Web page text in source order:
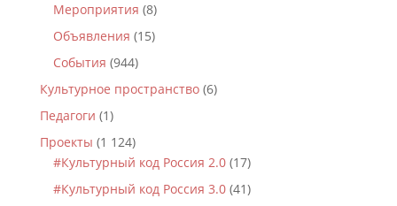
Мероприятия (8)
Объявления (15)
События (944)
Культурное пространство(6)
Педагоги (1)
Проекты (1 124)
#Культурный код Россия 2.0(17)
#Культурный код Россия 3.0(41)